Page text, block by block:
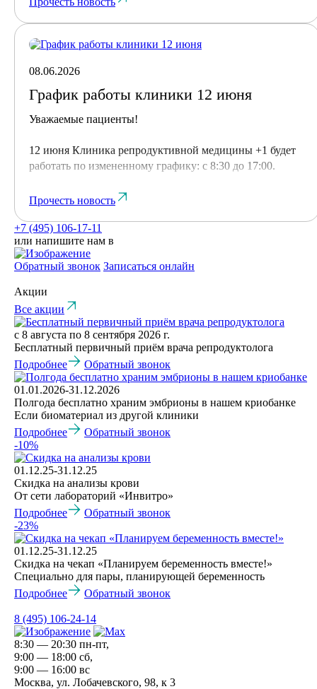
08.06.2026
График работы клиники 12 июня
Уважаемые пациенты!
12 июня Клиника репродуктивной медицины +1 будет
работать по измененному графику: с 8:30 до 17:00.
Просим учитывать это при планировании визита и
Записаться на консультацию или уточнить информацию
можно по телефону клиники или через форму записи на
сайте.
Прочесть новость
+7 (495) 106-17-11
или напишите нам в
Обратный звонок Записаться онлайн
Акции
Все акции
с 8 августа по 8 сентября 2026 г.
Бесплатный первичный приём врача репродуктолога
Подробнее
Обратный звонок
01.01.2026-31.12.2026
Полгода бесплатно храним эмбрионы в нашем криобанке
Если биоматериал из другой клиники
Подробнее
Обратный звонок
-10%
01.12.25-31.12.25
Скидка на анализы крови
От сети лабораторий «Инвитро»
Подробнее
Обратный звонок
-23%
01.12.25-31.12.25
Скидка на чекап «Планируем беременность вместе!»
Специально для пары, планирующей беременность
Подробнее
Обратный звонок
8 (495) 106-24-14
8:30 — 20:30 пн-пт,
9:00 — 18:00 сб,
9:00 — 16:00 вс
Москва, ул. Лобачевского, 98, к 3